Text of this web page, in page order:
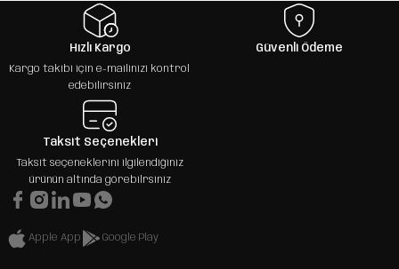
Hızlı Kargo
Kargo takibi için e-mailinizi kontrol
edebilirsiniz
Güvenli Ödeme
Taksit Seçenekleri
Taksit seçeneklerini ilgilendiğiniz
ürünün altında görebilrsiniz
Apple App Google Play